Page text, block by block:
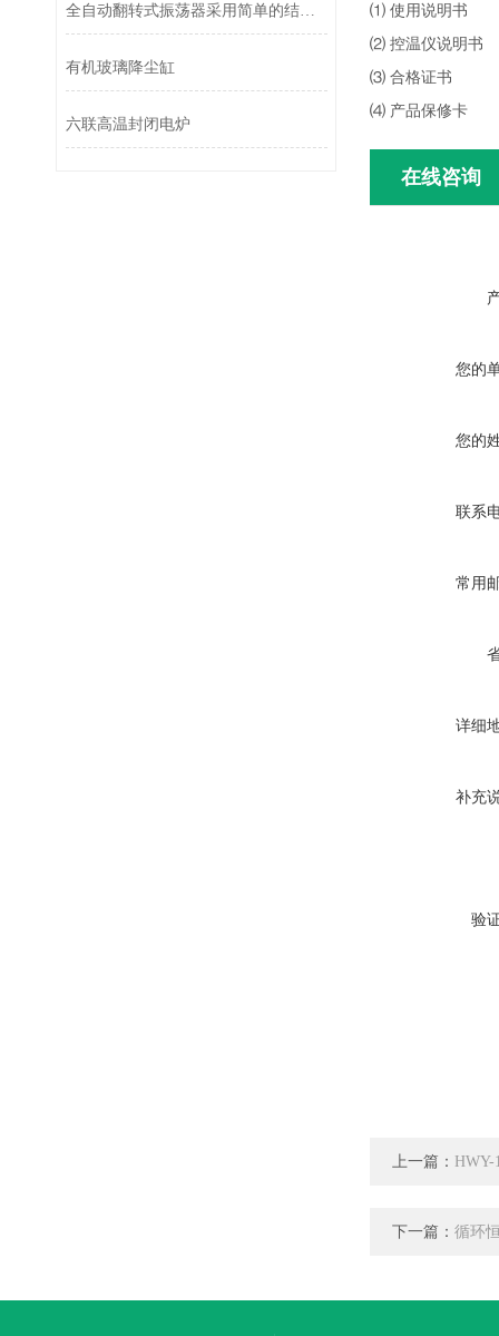
⑴ 使用
⑵ 控温
⑶ 合
⑷ 产品
在线咨询
您的
您的
联系
常用
详细
补充
验
上一篇：
下一篇： 循环
全自动翻转式振荡器采用简单的结构设计
有机玻璃降尘缸
六联高温封闭电炉